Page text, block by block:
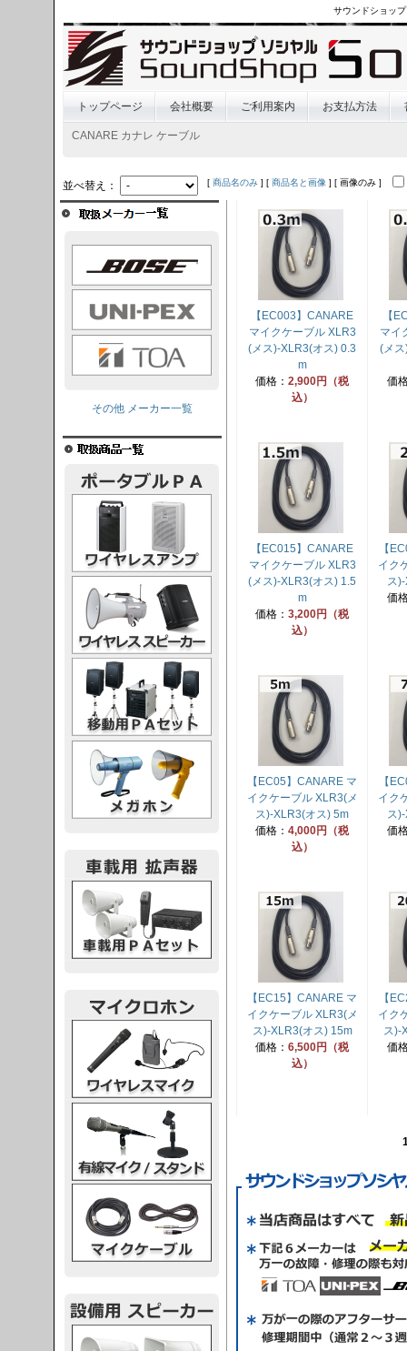
サウンドショッ
トップページ 会社概要 ご利用案内 お支払方法
CANARE カナレ ケーブル
並べ替え： [ 商品名のみ ] [ 商品名と画像 ] [ 画像のみ ]
【EC003】CANARE
マイクケーブル XLR3
(メス)-XLR3(オス) 0.3
m
価格： 2,900円（税
込）
【
マイ
(メ
価
【EC015】CANARE
マイクケーブル XLR3
(メス)-XLR3(オス) 1.5
m
価格： 3,200円（税
込）
【
イク
ス
価
【EC05】CANARE マ
イクケーブル XLR3(メ
ス)-XLR3(オス) 5m
価格： 4,000円（税
込）
【
イク
ス
価
【EC15】CANARE マ
イクケーブル XLR3(メ
ス)-XLR3(オス) 15m
価格： 6,500円（税
込）
【
イク
ス)-
価
その他 メーカー一覧